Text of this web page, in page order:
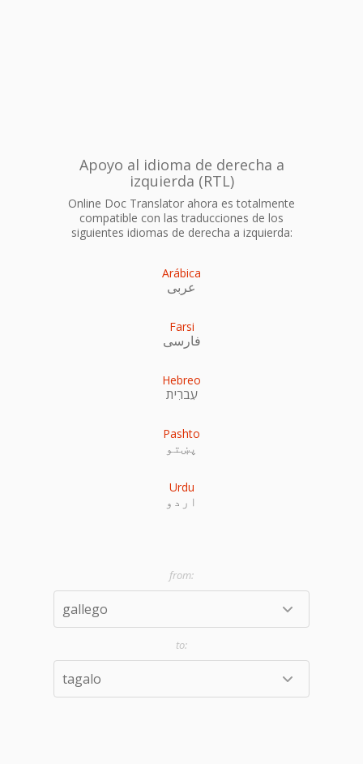
Apoyo al idioma de derecha a
izquierda (RTL)
Online Doc Translator ahora es totalmente
compatible con las traducciones de los
siguientes idiomas de derecha a izquierda:
Arábica
عربى
Farsi
فارسی
Hebreo
עִברִית
Pashto
پښتو
Urdu
اردو